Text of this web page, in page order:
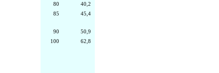
80
40,2
85
45,4
90
50,9
100
62,8